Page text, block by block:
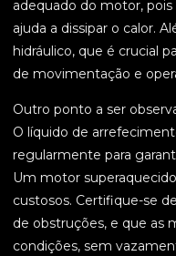
adequado do motor,
ajuda a dissipar o calor.
hidráulico, que é crucial
de movimentação e
Outro ponto a ser
O líquido de
regularmente para
Um motor
custosos. Certifique-se
de obstruções, e que as
condições, sem